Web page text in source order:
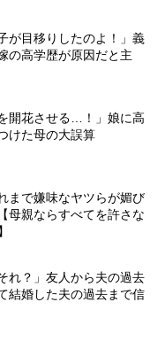
が目移りしたのよ！」義
の高学歴が原因だと主
開花させる…！」娘に高
けた母の大誤算
まで嫌味なヤツらが媚び
母親ならすべてを許さな
れ？」友人から夫の過去
結婚した夫の過去まで信